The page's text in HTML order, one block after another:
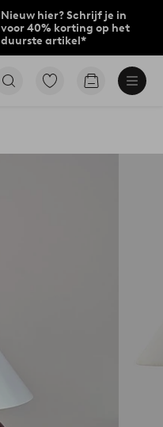
Nieuw hier? Schrijf je in
voor 40% korting op het
duurste artikel*
Ga
Go